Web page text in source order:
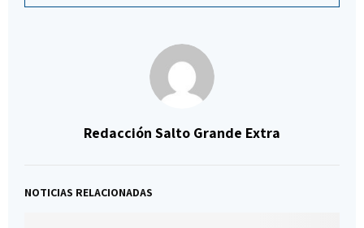
Redacción Salto Grande Extra
NOTICIAS RELACIONADAS